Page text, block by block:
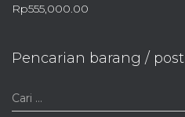
Rp555,000.00
Pencarian barang / post
C
a
Cari …